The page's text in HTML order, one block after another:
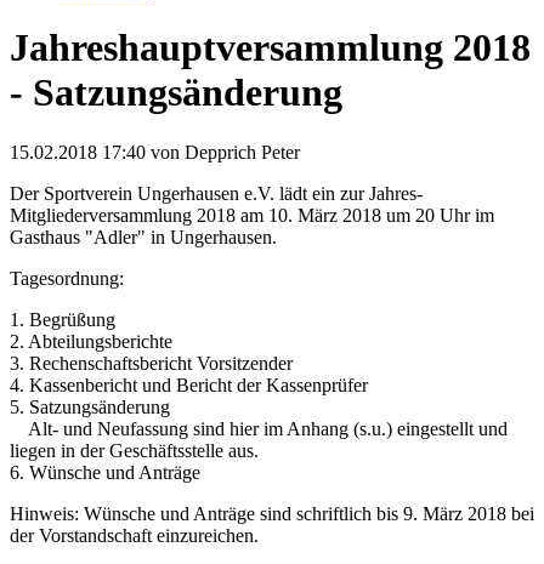
Jahreshauptversammlung 2018
- Satzungsänderung
15.02.2018 17:40 von Depprich Peter
Der Sportverein Ungerhausen e.V. lädt ein zur Jahres-
Mitgliederversammlung 2018 am 10. März 2018 um 20 Uhr im
Gasthaus "Adler" in Ungerhausen.
Tagesordnung:
1. Begrüßung
2. Abteilungsberichte
3. Rechenschaftsbericht Vorsitzender
4. Kassenbericht und Bericht der Kassenprüfer
5. Satzungsänderung
Alt- und Neufassung sind hier im Anhang (s.u.) eingestellt und
liegen in der Geschäftsstelle aus.
6. Wünsche und Anträge
Hinweis: Wünsche und Anträge sind schriftlich bis 9. März 2018 bei
der Vorstandschaft einzureichen.